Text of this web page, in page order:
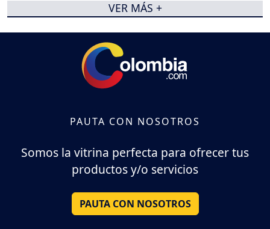
VER MÁS +
PAUTA CON NOSOTROS
Somos la vitrina perfecta para ofrecer tus
productos y/o servicios
PAUTA CON NOSOTROS